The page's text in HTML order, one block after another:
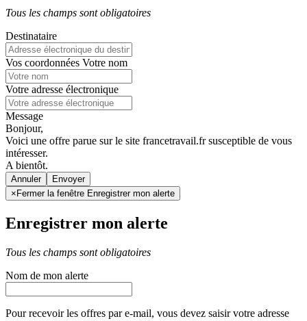
Tous les champs sont obligatoires
Destinataire
Vos coordonnées Votre nom
Votre adresse électronique
Message
Bonjour,
Voici une offre parue sur le site francetravail.fr susceptible de vous
intéresser.
A bientôt.
Annuler
× Fermer la fenêtre Enregistrer mon alerte
Enregistrer mon alerte
Tous les champs sont obligatoires
Nom de mon alerte
Pour recevoir les offres par e-mail, vous devez saisir votre adresse